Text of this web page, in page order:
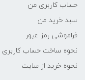
حساب کاربری من
سبد خرید من
فراموشی رمز عبور
نحوه ساخت حساب کاربری
نحوه خرید از سایت